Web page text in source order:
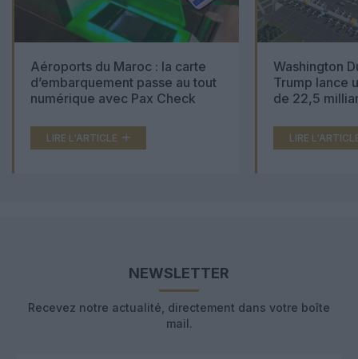
Aéroports du Maroc : la carte
d’embarquement passe au tout
numérique avec Pax Check
LIRE L'ARTICLE
Washington
Trump lance
de 22,5
LIRE
NEWSLETTER
Recevez notre actualité, directement dans votre boîte
mail.